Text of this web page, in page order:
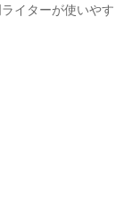
イターが使いやす